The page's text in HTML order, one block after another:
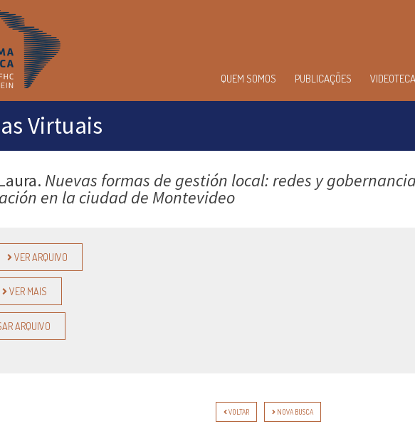
QUEM SOMOS PUBLICAÇÕES VIDEOTECA
Virtuais
Nuevas formas de gestión local: redes y
en la ciudad de Montevideo
VER ARQUIVO
VER MAIS
ARQUIVO
VOLTAR NOVA BUSCA